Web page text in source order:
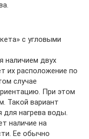
с угловыми
наличием двух
их расположение по
случае
При этом
Такой вариант
для нагрева воды.
наличие на
Ее обычно